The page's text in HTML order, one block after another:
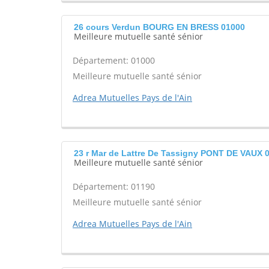
26 cours Verdun BOURG EN BRESS 01000
Meilleure mutuelle santé sénior
Département: 01000
Meilleure mutuelle santé sénior
Adrea Mutuelles Pays de l'Ain
23 r Mar de Lattre De Tassigny PONT DE VAUX
Meilleure mutuelle santé sénior
Département: 01190
Meilleure mutuelle santé sénior
Adrea Mutuelles Pays de l'Ain